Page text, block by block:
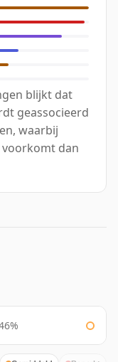
blijkt dat
geassocieerd
waarbij
dan